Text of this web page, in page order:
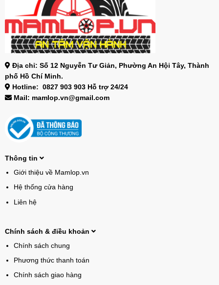
Địa chỉ: Số 12 Nguyễn Tư Giản, Phường An Hội Tây, Thành
phố Hồ Chí Minh.
Hotline: 0827 903 903 Hỗ trợ 24/24
Mail: mamlop.vn@gmail.com
Thông tin
Giới thiệu về Mamlop.vn
Hệ thống cửa hàng
Liên hệ
Chính sách & điều khoản
Chính sách chung
Phương thức thanh toán
Chính sách giao hàng